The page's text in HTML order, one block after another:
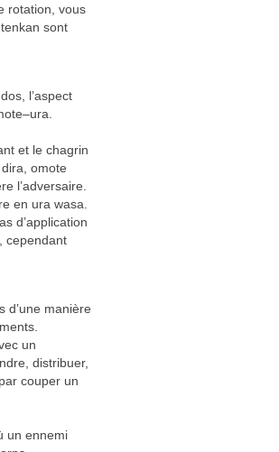
rotation, vous
sont
l’aspect
et le chagrin
omote
l’adversaire.
en ura wasa.
d’application
cependant
d’une manière
un
distribuer,
couper un
un ennemi